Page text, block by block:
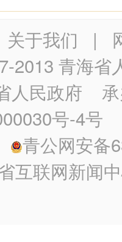
关于我们 |
2013 青海省
人民政府 承
号-4号
青公网安备
互联网新闻